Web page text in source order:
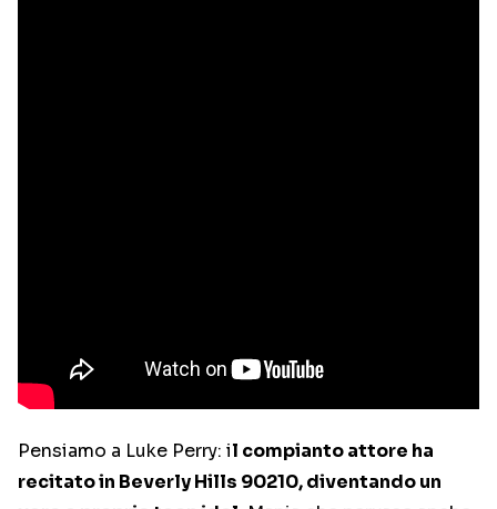
Pensiamo a Luke Perry: il compianto attore ha
recitato in Beverly Hills 90210, diventando un